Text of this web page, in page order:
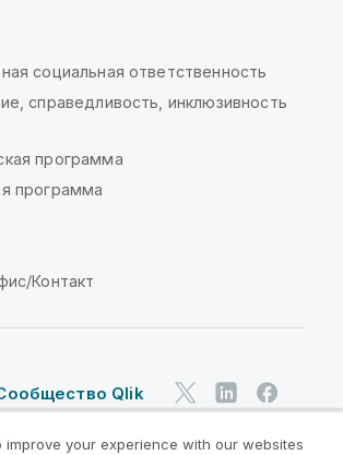
социальная ответственность
справедливость, инклюзивность
программа
программа
Контакт
Qlik
соглашения
improve your experience with our websites